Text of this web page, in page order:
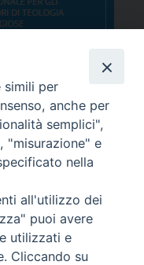
simili per
anche per
semplici",
"misurazione" e
nella
all'utilizzo dei
puoi avere
utilizzati e
Cliccando su